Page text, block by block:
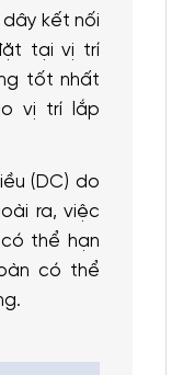
dây kết nối
tại vị trí
tốt nhất
vị trí lắp
(DC) do
ra, việc
thể hạn
có thể